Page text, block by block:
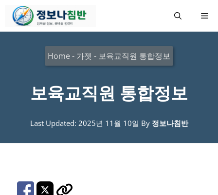
메
Home - 가젯 - 보육교직원 통합정보
보육교직원 통합정보
Last Updated: 2025년 11월 10일 By 정보나침반